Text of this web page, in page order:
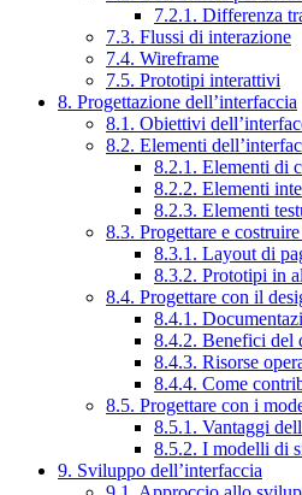
7.2.1. Differenza
7.3. Flussi di interazione
7.4. Wireframe
7.5. Prototipi interattivi
8. Progettazione dell’interfaccia
8.1. Obiettivi
8.2. Elementi
8.2.1. Elementi di
8.2.2. Elementi
8.2.3. Elementi
8.3. Progettare e
8.3.1. Layout di
8.3.2. Prototipi in
8.4. Progettare con il
8.4.1.
8.4.2. Benefici del
8.4.3. Risorse
8.4.4. Come
8.5. Progettare con i
8.5.1. Vantaggi
8.5.2. I modelli di
9. Sviluppo dell’interfaccia